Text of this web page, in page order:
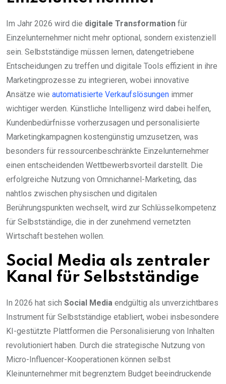
Im Jahr 2026 wird die digitale Transformation für
Einzelunternehmer nicht mehr optional, sondern existenziell
sein. Selbstständige müssen lernen, datengetriebene
Entscheidungen zu treffen und digitale Tools effizient in ihre
Marketingprozesse zu integrieren, wobei innovative
Ansätze wie automatisierte Verkaufslösungen immer
wichtiger werden. Künstliche Intelligenz wird dabei helfen,
Kundenbedürfnisse vorherzusagen und personalisierte
Marketingkampagnen kostengünstig umzusetzen, was
besonders für ressourcenbeschränkte Einzelunternehmer
einen entscheidenden Wettbewerbsvorteil darstellt. Die
erfolgreiche Nutzung von Omnichannel-Marketing, das
nahtlos zwischen physischen und digitalen
Berührungspunkten wechselt, wird zur Schlüsselkompetenz
für Selbstständige, die in der zunehmend vernetzten
Wirtschaft bestehen wollen.
Social Media als zentraler
Kanal für Selbstständige
In 2026 hat sich Social Media endgültig als unverzichtbares
Instrument für Selbstständige etabliert, wobei insbesondere
KI-gestützte Plattformen die Personalisierung von Inhalten
revolutioniert haben. Durch die strategische Nutzung von
Micro-Influencer-Kooperationen können selbst
Kleinunternehmer mit begrenztem Budget beeindruckende